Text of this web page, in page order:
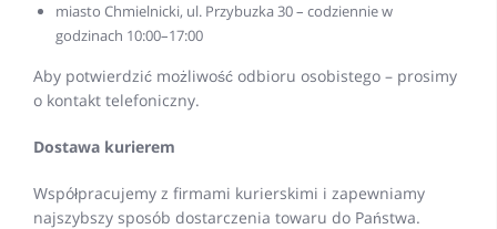
miasto Chmielnicki, ul. Przybuzka 30 – codziennie w
godzinach 10:00–17:00
Aby potwierdzić możliwość odbioru osobistego – prosimy
o kontakt telefoniczny.
Dostawa kurierem
Współpracujemy z firmami kurierskimi i zapewniamy
najszybszy sposób dostarczenia towaru do Państwa.